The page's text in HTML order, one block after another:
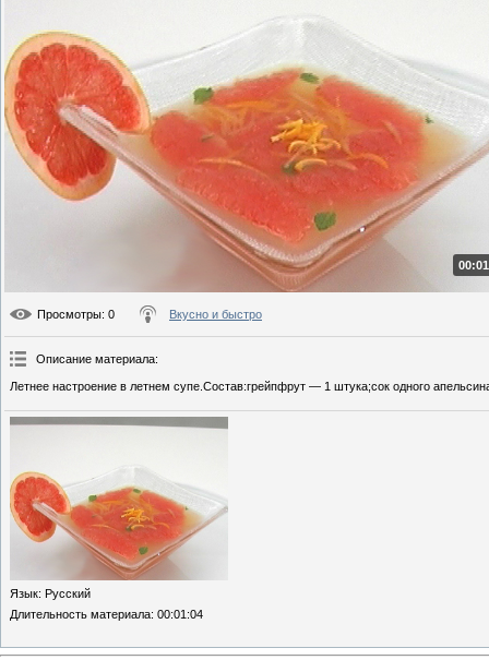
Просмотры: 0 Вкусно и быстро
Описание материала:
Летнее настроение в летнем супе.Состав:грейпфрут — 1 штука;сок одного
Язык: Русский
Длительность материала: 00:01:04